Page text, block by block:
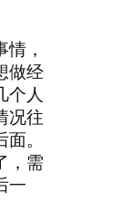
，
做经
个人
况往
。
，需
一